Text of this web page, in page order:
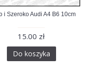
i Szeroko Audi A4 B6 10cm
15.00 zł
Do koszyka